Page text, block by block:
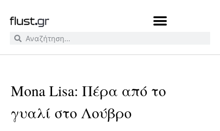
Mona Lisa: Πέρα από το
γυαλί στο Λούβρο